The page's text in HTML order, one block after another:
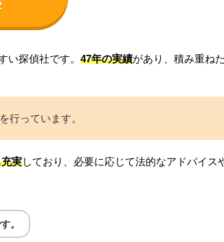
い探偵社です。47年の実績があり、積み重ね
行っています。
実 しており、必要に応じて法的なアドバイス
。